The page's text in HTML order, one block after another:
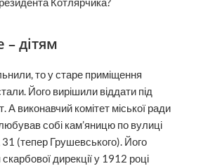
Котлярчика?
дітям
то у старе приміщення
Його вирішили віддати під
А виконавчий комітет міської ради
собі кам’яницю по вулиці
(тепер Грушевського). Його
дирекції у 1912 році